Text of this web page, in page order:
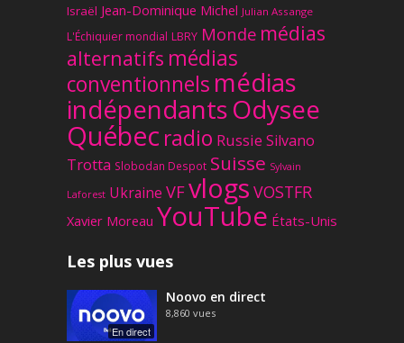
Israël Jean-Dominique Michel Julian Assange
L'Échiquier mondial LBRY Monde médias
alternatifs médias
conventionnels médias
indépendantsOdysee
Québec radio Russie Silvano
Trotta Slobodan Despot Suisse Sylvain
Laforest Ukraine VFvlogs VOSTFR
Xavier Moreau YouTube États-Unis
Les plus vues
En direct
Noovo en direct
8,860 vues